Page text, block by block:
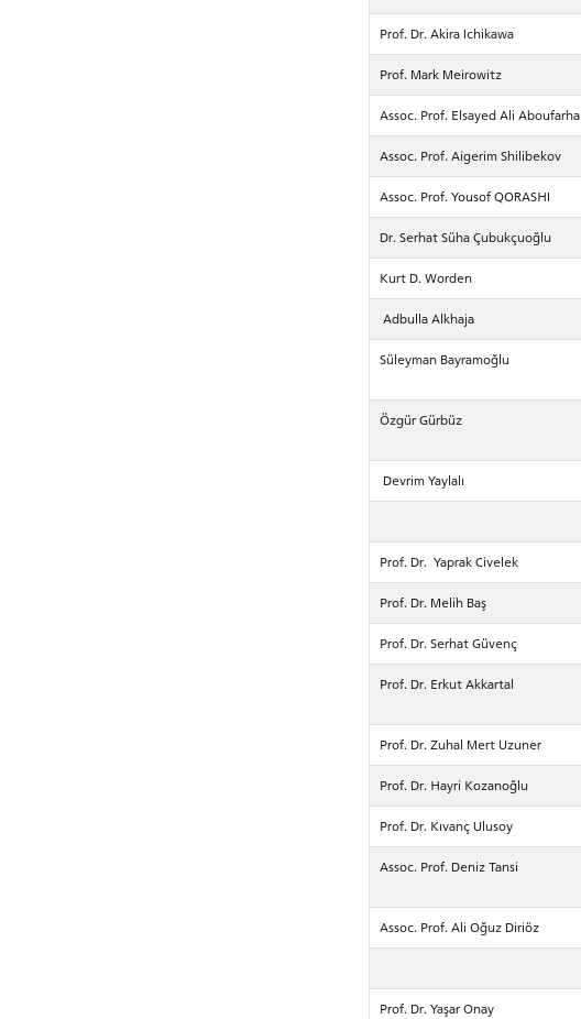
INTERNATIONAL
STUDENT
Prof. Dr. Akira Ichikawa
Prof. Mark Meirowitz
Assoc. Prof. Elsayed Ali Aboufarha
Assoc. Prof. Aigerim Shilibekov
Assoc. Prof. Yousof QORASHI
Dr. Serhat Süha Çubukçuoğlu
Kurt D. Worden
Adbulla Alkhaja
Süleyman Bayramoğlu
Özgür Gürbüz
Devrim Yaylalı
Prof. Dr. Yaprak Civelek
Prof. Dr. Melih Baş
Prof. Dr. Serhat Güvenç
Prof. Dr. Erkut Akkartal
Prof. Dr. Zuhal Mert Uzuner
Prof. Dr. Hayri Kozanoğlu
Prof. Dr. Kıvanç Ulusoy
Assoc. Prof. Deniz Tansi
Assoc. Prof. Ali Oğuz Diriöz
Prof. Dr. Yaşar Onay